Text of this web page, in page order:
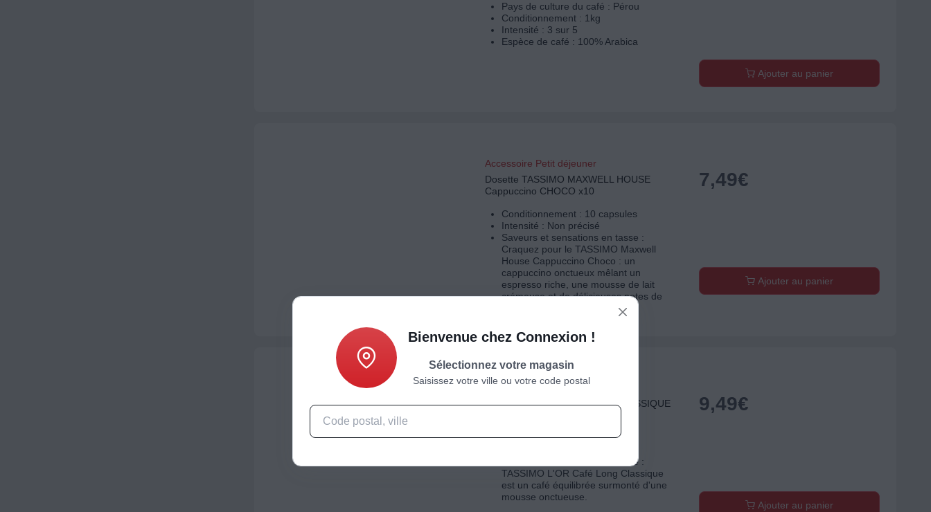
Pays de culture du café : Pérou
Conditionnement : 1kg
Intensité : 3 sur 5
Espèce de café : 100% Arabica
Ajouter au panier
Accessoire Petit déjeuner
Dosette TASSIMO MAXWELL HOUSE
Cappuccino CHOCO x10
Conditionnement : 10 capsules
Intensité : Non précisé
Saveurs et sensations en tasse :
Craquez pour le TASSIMO Maxwell
House Cappuccino Choco : un
cappuccino onctueux mêlant un
espresso riche, une mousse de lait
crémeuse et de délicieuses notes de
7,49€
Ajouter au panier
Accessoire Petit déjeuner
Dosette TASSIMO Café Long CLASSIQUE
Conditionnement : 24 dosettes
Saveurs et sensations en tasse :
TASSIMO L'OR Café Long Classique
est un café équilibrée surmonté d'une
mousse onctueuse.
9,49€
Ajouter au panier
Bienvenue chez Connexion !
Sélectionnez votre magasin
Saisissez votre ville ou votre code postal